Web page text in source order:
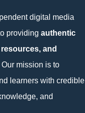
digital media
providing authentic
and
Our mission is to
learners with credible
and